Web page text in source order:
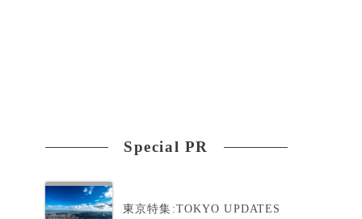
Special PR
東京特集:TOKYO UPDATES